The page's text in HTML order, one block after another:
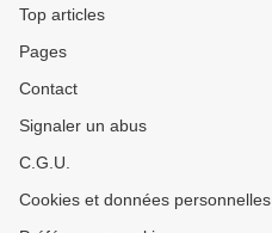
Top articles
Pages
Contact
Signaler un abus
C.G.U.
Cookies et données personnelles